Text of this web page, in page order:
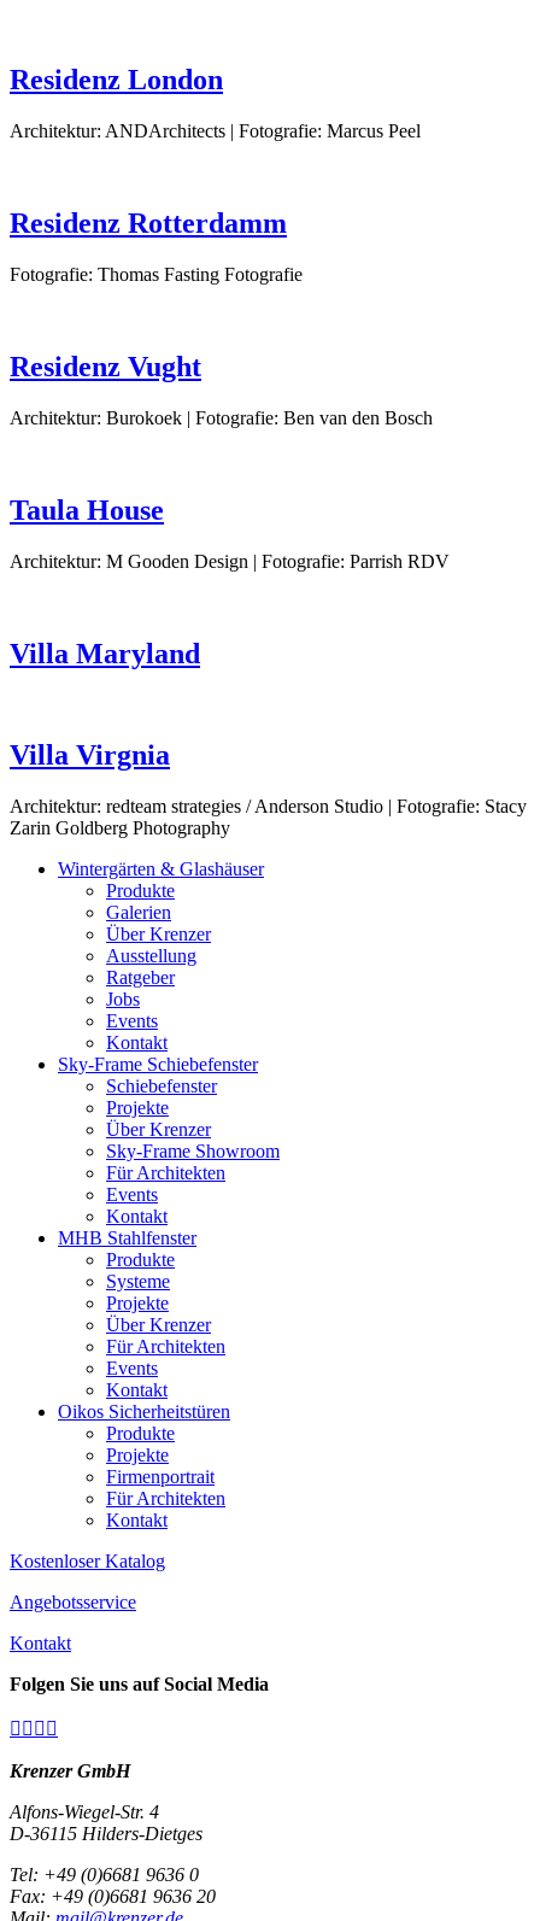
Residenz London
Architektur: ANDArchitects | Fotografie: Marcus Peel
Residenz Rotterdamm
Fotografie: Thomas Fasting Fotografie
Residenz Vught
Architektur: Burokoek | Fotografie: Ben van den Bosch
Taula House
Architektur: M Gooden Design | Fotografie: Parrish RDV
Villa Maryland
Villa Virgnia
Architektur: redteam strategies / Anderson Studio | Fotografie: Stacy
Zarin Goldberg Photography
Wintergärten & Glashäuser
Produkte
Galerien
Über Krenzer
Ausstellung
Ratgeber
Jobs
Events
Kontakt
Sky-Frame Schiebefenster
Schiebefenster
Projekte
Über Krenzer
Sky-Frame Showroom
Für Architekten
Events
Kontakt
MHB Stahlfenster
Produkte
Systeme
Projekte
Über Krenzer
Für Architekten
Events
Kontakt
Oikos Sicherheitstüren
Produkte
Projekte
Firmenportrait
Für Architekten
Kontakt
Kostenloser Katalog
Angebotsservice
Kontakt
Folgen Sie uns auf Social Media
   
Krenzer GmbH
Alfons-Wiegel-Str. 4
D-36115 Hilders-Dietges
Tel: +49 (0)6681 9636 0
Fax: +49 (0)6681 9636 20